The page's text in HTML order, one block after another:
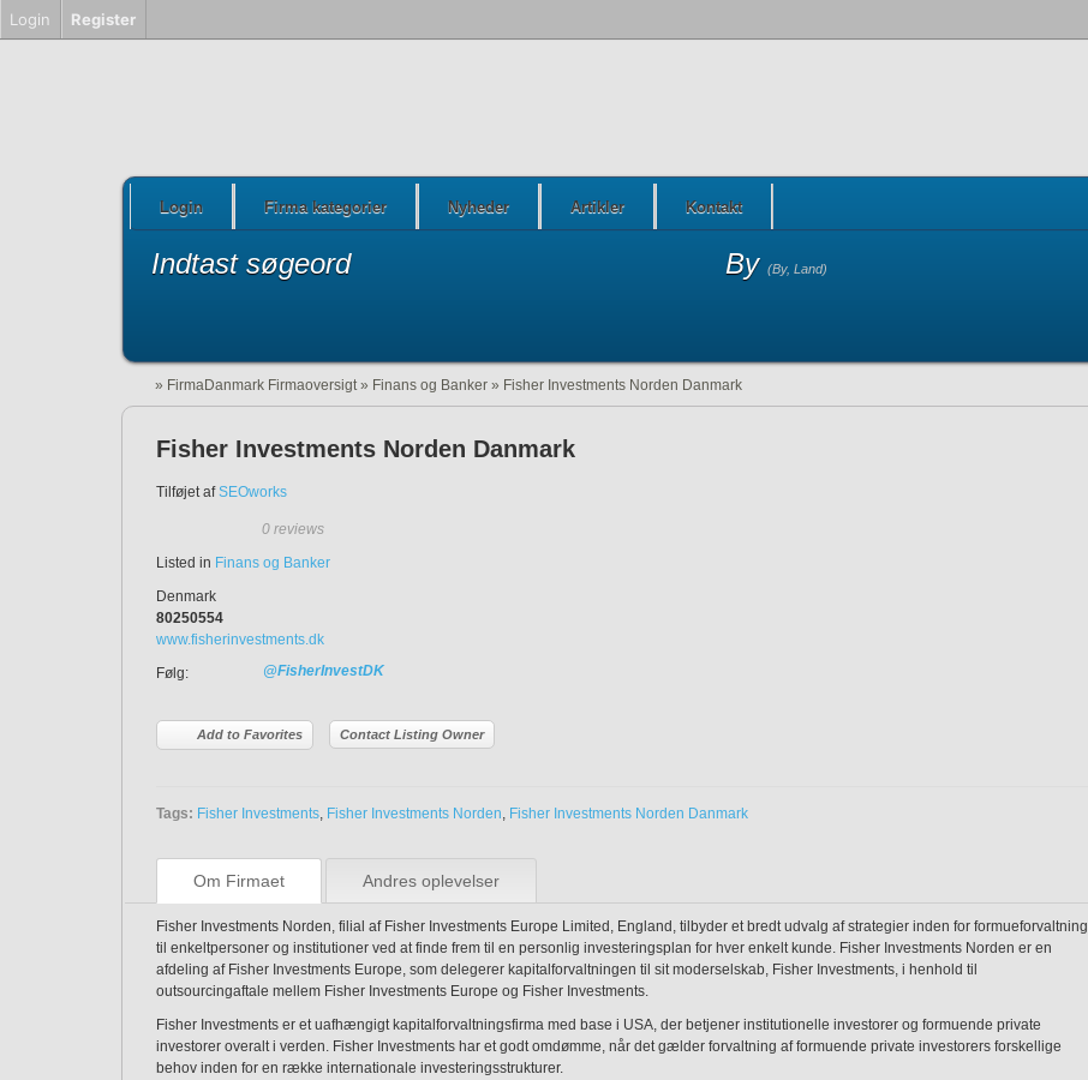
Login Firma kategorier Nyheder Artikler Kontakt
Indtast søgeord By (By, Land)
» FirmaDanmark Firmaoversigt » Finans og Banker » Fisher Investments Norden Danmark
Fisher Investments Norden Danmark
Tilføjet afSEOworks
0 reviews
Listed in Finans og Banker
Denmark
80250554
www.fisherinvestments.dk
Følg:
@FisherInvestDK
Add to Favorites Contact Listing Owner
Tags: Fisher Investments, Fisher Investments Norden, Fisher Investments Norden Danmark
Om Firmaet Andres oplevelser
Fisher Investments Norden, filial af Fisher Investments Europe Limited, England, tilbyder et bredt udvalg af strategier inden for formueforvaltning
til enkeltpersoner og institutioner ved at finde frem til en personlig investeringsplan for hver enkelt kunde. Fisher Investments Norden er en
afdeling af Fisher Investments Europe, som delegerer kapitalforvaltningen til sit moderselskab, Fisher Investments, i henhold til
outsourcingaftale mellem Fisher Investments Europe og Fisher Investments.
Fisher Investments er et uafhængigt kapitalforvaltningsfirma med base i USA, der betjener institutionelle investorer og formuende private
investorer overalt i verden. Fisher Investments har et godt omdømme, når det gælder forvaltning af formuende private investorers forskellige
behov inden for en række internationale investeringsstrukturer.
Login Register